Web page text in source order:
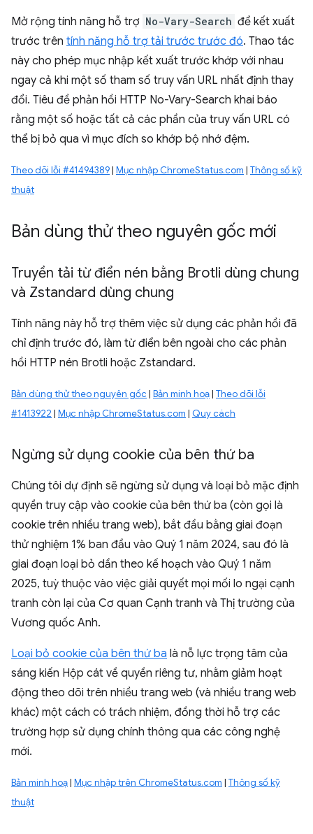
Mở rộng tính năng hỗ trợ No-Vary-Search để kết xuất
trước trên tính năng hỗ trợ tải trước trước đó. Thao tác
này cho phép mục nhập kết xuất trước khớp với nhau
ngay cả khi một số tham số truy vấn URL nhất định thay
đổi. Tiêu đề phản hồi HTTP No-Vary-Search khai báo
rằng một số hoặc tất cả các phần của truy vấn URL có
thể bị bỏ qua vì mục đích so khớp bộ nhớ đệm.
Theo dõi lỗi #41494389| Mục nhập ChromeStatus.com | Thông số kỹ
thuật
Bản dùng thử theo nguyên gốc mới
Truyền tải từ điển nén bằng Brotli dùng chung
và Zstandard dùng chung
Tính năng này hỗ trợ thêm việc sử dụng các phản hồi đã
chỉ định trước đó, làm từ điển bên ngoài cho các phản
hồi HTTP nén Brotli hoặc Zstandard.
Bản dùng thử theo nguyên gốc | Bản minh hoạ| Theo dõi lỗi
#1413922 | Mục nhập ChromeStatus.com | Quy cách
Ngừng sử dụng cookie của bên thứ ba
Chúng tôi dự định sẽ ngừng sử dụng và loại bỏ mặc định
quyền truy cập vào cookie của bên thứ ba (còn gọi là
cookie trên nhiều trang web), bắt đầu bằng giai đoạn
thử nghiệm 1% ban đầu vào Quý 1 năm 2024, sau đó là
giai đoạn loại bỏ dần theo kế hoạch vào Quý 1 năm
2025, tuỳ thuộc vào việc giải quyết mọi mối lo ngại cạnh
tranh còn lại của Cơ quan Cạnh tranh và Thị trường của
Vương quốc Anh.
Loại bỏ cookie của bên thứ ba là nỗ lực trọng tâm của
sáng kiến Hộp cát về quyền riêng tư, nhằm giảm hoạt
động theo dõi trên nhiều trang web (và nhiều trang web
khác) một cách có trách nhiệm, đồng thời hỗ trợ các
trường hợp sử dụng chính thông qua các công nghệ
mới.
Bản minh hoạ| Mục nhập trên ChromeStatus.com | Thông số kỹ
thuật